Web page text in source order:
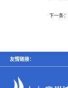
下一条：
友情链接：